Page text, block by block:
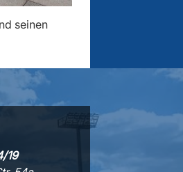
seinen
19